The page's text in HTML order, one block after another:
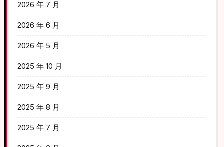
2026 年 7 月
2026 年 6 月
2026 年 5 月
2025 年 10 月
2025 年 9 月
2025 年 8 月
2025 年 7 月